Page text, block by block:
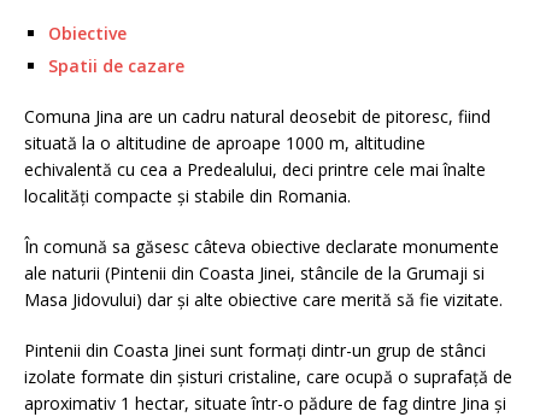
Obiective
Spatii de cazare
Comuna Jina are un cadru natural deosebit de pitoresc, fiind
situată la o altitudine de aproape 1000 m, altitudine
echivalentă cu cea a Predealului, deci printre cele mai înalte
localități compacte și stabile din Romania.
În comună sa găsesc câteva obiective declarate monumente
ale naturii (Pintenii din Coasta Jinei, stâncile de la Grumaji si
Masa Jidovului) dar și alte obiective care merită să fie vizitate.
Pintenii din Coasta Jinei sunt formați dintr-un grup de stânci
izolate formate din șisturi cristaline, care ocupă o suprafață de
aproximativ 1 hectar, situate într-o pădure de fag dintre Jina și